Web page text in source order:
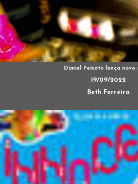
Daniel Peixoto lança novo
19/09/2022
Beth Ferreira